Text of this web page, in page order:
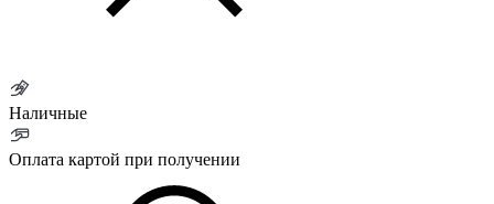
Наличные
Оплата картой при получении